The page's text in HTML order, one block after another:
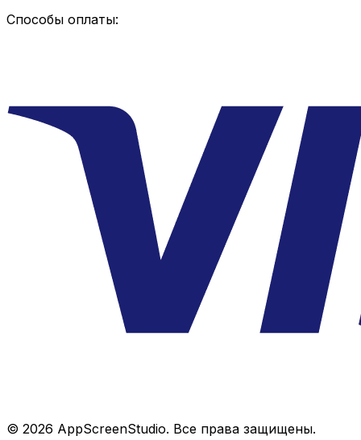
Способы оплаты:
© 2026 AppScreenStudio. Все права защищены.